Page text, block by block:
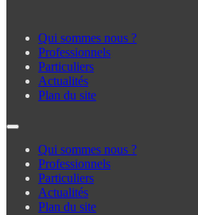
Qui sommes nous ?
Professionnels
Particuliers
Actualités
Plan du site
Qui sommes nous ?
Professionnels
Particuliers
Actualités
Plan du site